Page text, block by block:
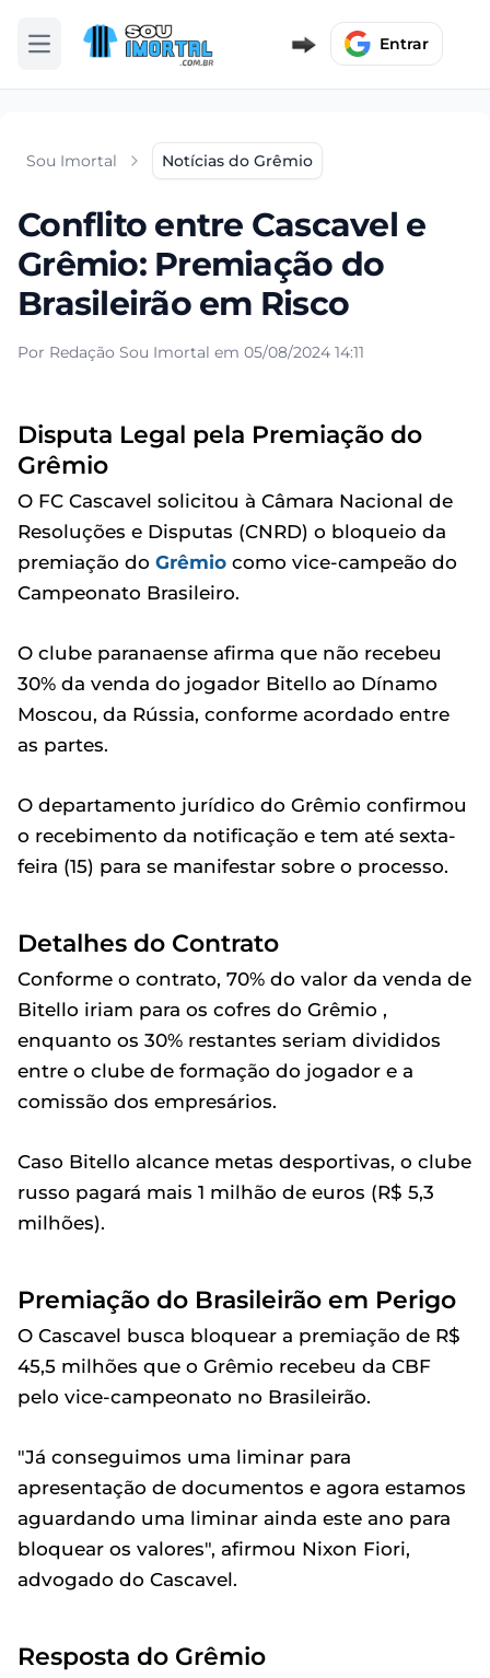
Abrir menu Entrar
Sou Imortal Notícias do Grêmio
Conflito entre Cascavel e
Grêmio: Premiação do
Brasileirão em Risco
Por Redação Sou Imortal em 05/08/2024 14:11
Disputa Legal pela Premiação do
Grêmio
O FC Cascavel solicitou à Câmara Nacional de
Resoluções e Disputas (CNRD) o bloqueio da
premiação do Grêmio como vice-campeão do
Campeonato Brasileiro.
O clube paranaense afirma que não recebeu
30% da venda do jogador Bitello ao Dínamo
Moscou, da Rússia, conforme acordado entre
as partes.
O departamento jurídico do Grêmio confirmou
o recebimento da notificação e tem até sexta-
feira (15) para se manifestar sobre o processo.
Detalhes do Contrato
Conforme o contrato, 70% do valor da venda de
Bitello iriam para os cofres do Grêmio ,
enquanto os 30% restantes seriam divididos
entre o clube de formação do jogador e a
comissão dos empresários.
Caso Bitello alcance metas desportivas, o clube
russo pagará mais 1 milhão de euros (R$ 5,3
milhões).
Premiação do Brasileirão em Perigo
O Cascavel busca bloquear a premiação de R$
45,5 milhões que o Grêmio recebeu da CBF
pelo vice-campeonato no Brasileirão.
"Já conseguimos uma liminar para
apresentação de documentos e agora estamos
aguardando uma liminar ainda este ano para
bloquear os valores", afirmou Nixon Fiori,
advogado do Cascavel.
Resposta do Grêmio